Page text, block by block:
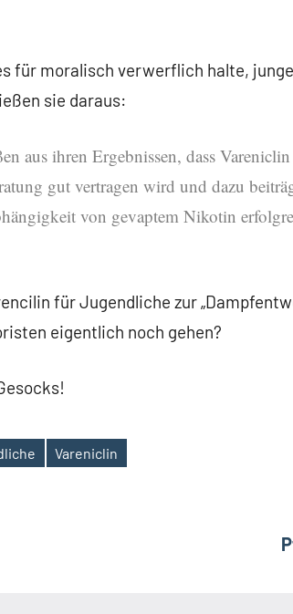
für moralisch verwerflich halte,
sie daraus:
aus ihren Ergebnissen, dass
gut vertragen wird und dazu
von gevaptem Nikotin
für Jugendliche zur
eigentlich noch gehen?
Vareniclin